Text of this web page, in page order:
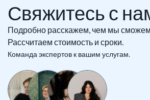
Свяжитесь с
Подробно расскажем, чем мы
Рассчитаем стоимость и сроки.
Команда экспертов к вашим услугам.